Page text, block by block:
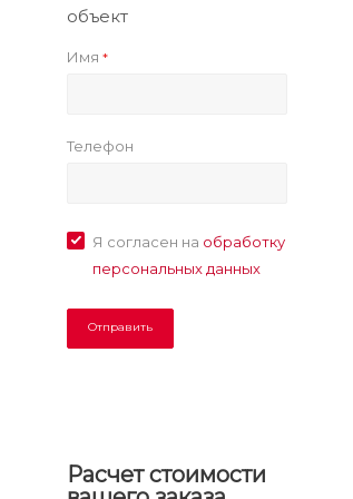
объект
Имя *
Телефон
Я согласен на обработку
персональных данных
Расчет стоимости